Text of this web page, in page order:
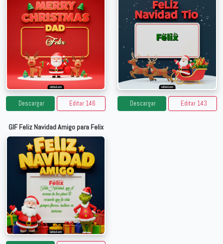
Descargar Editar 146 Descargar Editar 143
GIF Feliz Navidad Amigo para Felix